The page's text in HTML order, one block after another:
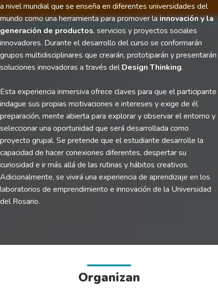
a nivel mundial que se enseña en diferentes universidades del
mundo como una herramienta para promover lainnovación y la
generación de productos, servicios y proyectos sociales
innovadores. Durante el desarrollo del curso se conformarán
grupos multidisciplinares que crearán, prototiparán y presentarán
soluciones innovadoras a través del Design Thinking.
Esta experiencia inmersiva ofrece claves para que el participante
indague sus propias motivaciones e intereses y exige de él
preparación, mente abierta para explorar y observar el entorno y
seleccionar una oportunidad que será desarrollada como
proyecto grupal. Se pretende que el estudiante desarrolle la
capacidad de hacer conexiones diferentes, despertar su
curiosidad e ir más allá de las rutinas y hábitos creativos.
Adicionalmente, se vivirá una experiencia de aprendizaje en los
laboratorios de emprendimiento e innovación de la Universidad
del Rosario.
Organizan